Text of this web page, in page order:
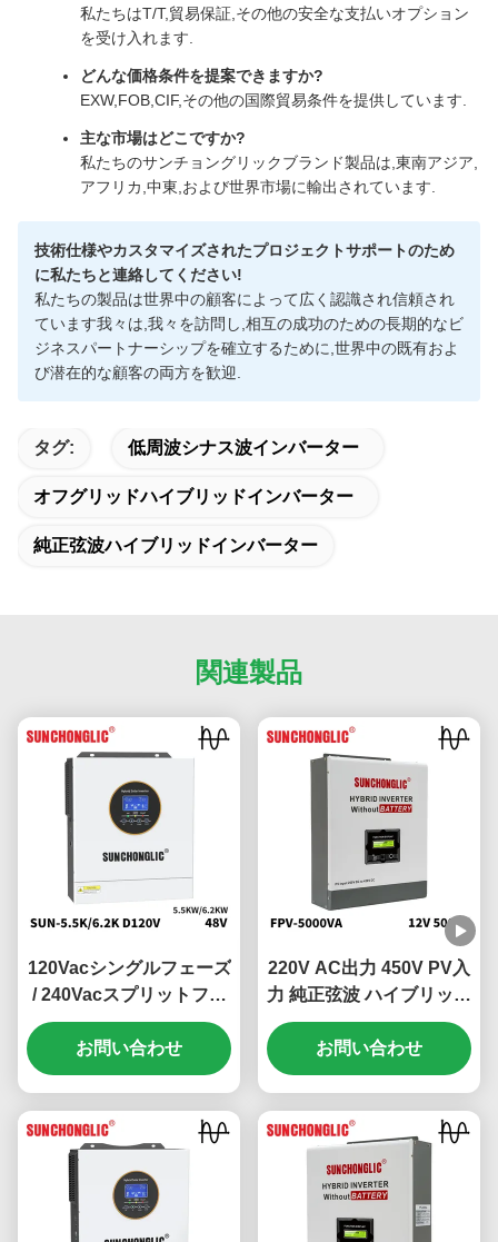
私たちはT/T,貿易保証,その他の安全な支払いオプション
を受け入れます.
どんな価格条件を提案できますか?
EXW,FOB,CIF,その他の国際貿易条件を提供しています.
主な市場はどこですか?
私たちのサンチョングリックブランド製品は,東南アジア,
アフリカ,中東,および世界市場に輸出されています.
技術仕様やカスタマイズされたプロジェクトサポートのため
に私たちと連絡してください!
私たちの製品は世界中の顧客によって広く認識され信頼され
ています我々は,我々を訪問し,相互の成功のための長期的なビ
ジネスパートナーシップを確立するために,世界中の既有およ
び潜在的な顧客の両方を歓迎.
タグ: 低周波シナス波インバーター
オフグリッドハイブリッドインバーター
純正弦波ハイブリッドインバーター
関連製品
120Vacシングルフェーズ
/ 240Vacスプリットフェ
ーズハイブリッドソーラ
ーインバーター 100V -
500V PV入力と99%
お問い合わせ
220V AC出力 450V PV入
力 純正弦波 ハイブリッド
ソーラーインバーター オ
フグリッド MPPTインバ
ーター
お問い合わせ